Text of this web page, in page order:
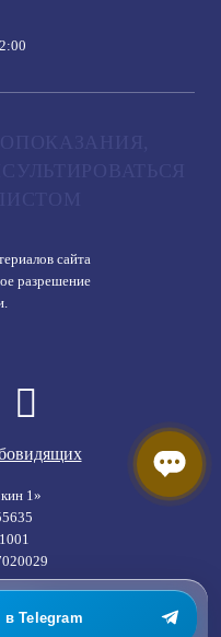
сайта
разрешение
1»
в Telegram